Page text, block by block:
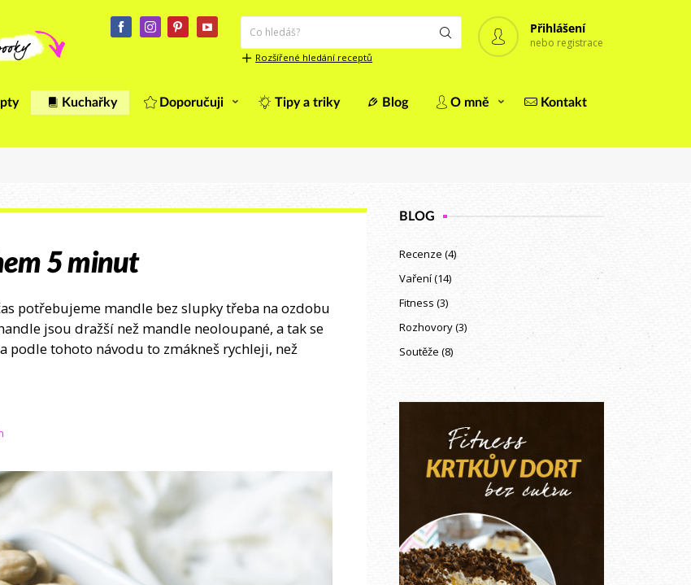
Rozšířené hledání receptů
Přihlášení
nebo registrace
Kuchařky Doporučuji Tipy a triky Blog O mně Kontakt
5 minut
potřebujeme mandle bez slupky třeba na ozdobu
jsou dražší než mandle neoloupané, a tak se
podle tohoto návodu to zmákneš rychleji, než
BLOG
Recenze (4)
Vaření(14)
Fitness (3)
Rozhovory(3)
Soutěže (8)